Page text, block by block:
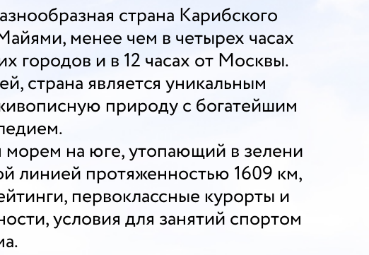
страна Карибского
менее чем в четырех часах
городов и в 12 часах от Москвы.
страна является уникальным
природу с богатейшим
на юге, утопающий в зелени
линией протяженностью 1609 км,
первоклассные курорты и
условия для занятий спортом